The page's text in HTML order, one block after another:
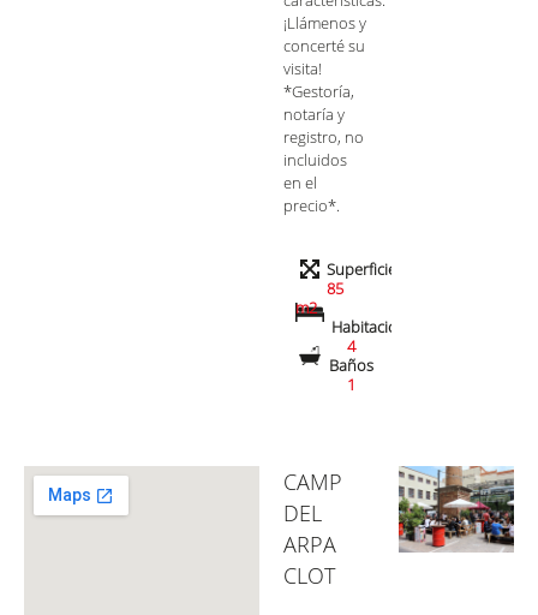
¡Llámenos y
concerté su
visita!
*Gestoría,
notaría y
registro, no
incluidos
en el
precio*.
Superficie
85
m2
Habitaciones
4
Baños
1
CAMP
DEL
ARPA
CLOT